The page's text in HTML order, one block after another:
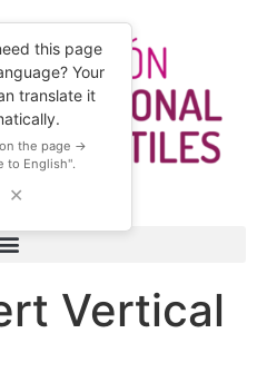
this page
Your
translate it
the page →
to English".
✕
Vertical